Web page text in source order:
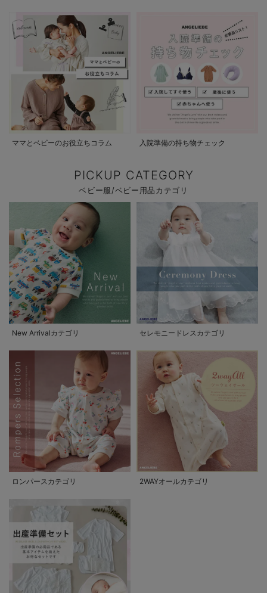
ママとベビーのお役立ちコラム 入院準備の持ち物チェック
PICKUP CATEGORY
ベビー服/ベビー用品カテゴリ
New Arrivalカテゴリ セレモニードレスカテゴリ
ロンパースカテゴリ 2WAYオールカテゴリ